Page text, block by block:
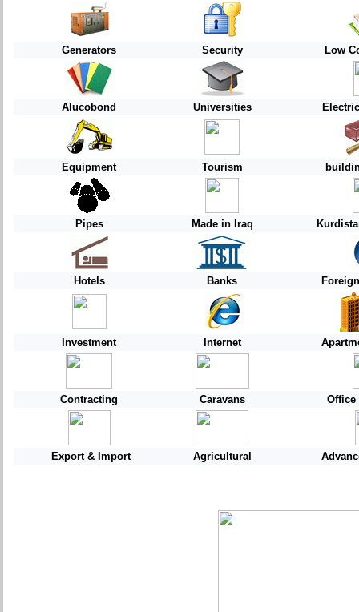
Generators Security Low
Alucobond Universities
Equipment Tourism
Pipes Made in Iraq
Hotels Banks Foreign
Investment Internet
Contracting Caravans Office
Export & Import Agricultural